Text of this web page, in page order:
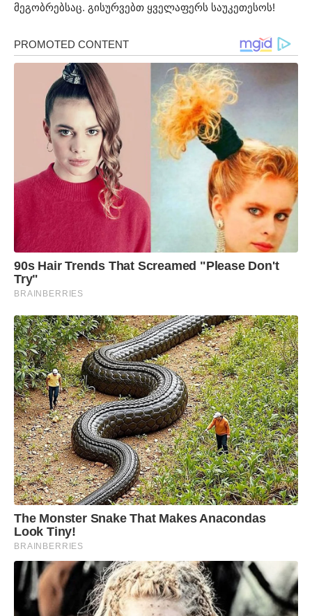
მეგობრებსაც. გისურვებთ ყველაფერს საუკეთესოს!